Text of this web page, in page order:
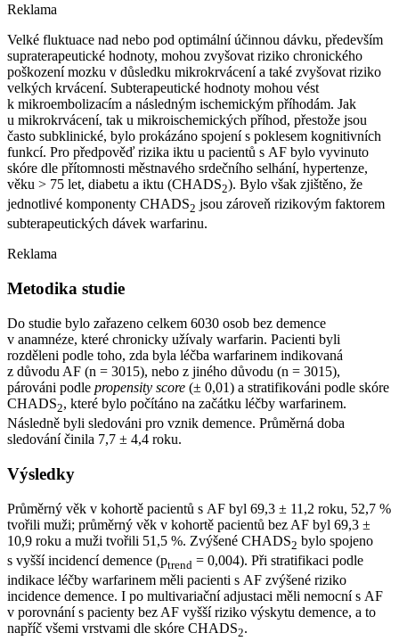
Reklama
Velké fluktuace nad nebo pod optimální účinnou dávku, především
supraterapeutické hodnoty, mohou zvyšovat riziko chronického
poškození mozku v důsledku mikrokrvácení a také zvyšovat riziko
velkých krvácení. Subterapeutické hodnoty mohou vést
k mikroembolizacím a následným ischemickým příhodám. Jak
u mikrokrvácení, tak u mikroischemických příhod, přestože jsou
často subklinické, bylo prokázáno spojení s poklesem kognitivních
funkcí. Pro předpověď rizika iktu u pacientů s AF bylo vyvinuto
skóre dle přítomnosti městnavého srdečního selhání, hypertenze,
věku > 75 let, diabetu a iktu (CHADS2). Bylo však zjištěno, že
jednotlivé komponenty CHADS2 jsou zároveň rizikovým faktorem
subterapeutických dávek warfarinu.
Reklama
Metodika studie
Do studie bylo zařazeno celkem 6030 osob bez demence
v anamnéze, které chronicky užívaly warfarin. Pacienti byli
rozděleni podle toho, zda byla léčba warfarinem indikovaná
z důvodu AF (n = 3015), nebo z jiného důvodu (n = 3015),
párováni podle propensity score (± 0,01) a stratifikováni podle skóre
CHADS2, které bylo počítáno na začátku léčby warfarinem.
Následně byli sledováni pro vznik demence. Průměrná doba
sledování činila 7,7 ± 4,4 roku.
Výsledky
Průměrný věk v kohortě pacientů s AF byl 69,3 ± 11,2 roku, 52,7 %
tvořili muži; průměrný věk v kohortě pacientů bez AF byl 69,3 ±
10,9 roku a muži tvořili 51,5 %. Zvýšené CHADS2 bylo spojeno
s vyšší incidencí demence (ptrend = 0,004). Při stratifikaci podle
indikace léčby warfarinem měli pacienti s AF zvýšené riziko
incidence demence. I po multivariační adjustaci měli nemocní s AF
v porovnání s pacienty bez AF vyšší riziko výskytu demence, a to
napříč všemi vrstvami dle skóre CHADS2.